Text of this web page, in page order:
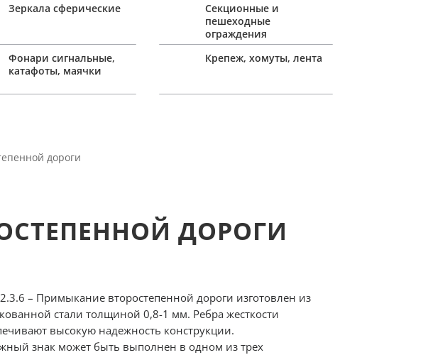
Зеркала сферические
Фонари сигнальные,
катафоты, маячки
Секционные и
пешеходные
ограждения
Крепеж, хомуты, лента
дороги
ДОРОГИ
– Примыкание второстепенной дороги изготовлен из
стали толщиной 0,8-1 мм. Ребра жесткости
высокую надежность конструкции.
знак может быть выполнен в одном из трех